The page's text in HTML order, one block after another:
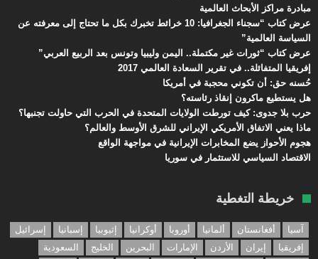
مبادرة مراكز الأبحاث العالمية
عرض كتاب “سجناء الجغرافيا: 10 خرائط تخبرك بكل ما تحتاج إلى معرفته عن
السياسة العالمية”
عرض كتاب “ثورات غير مكتملة.. اليمن وليبيا وتونس بعد الربيع العربي”
إفريقيا المتفائلة.. في تقرير السعادة العالمي 2017
حُسنه حق: أن تكوني محجبة في أمريكا
هل يستطيع ماكرون إنقاذ رئاسته؟
حرب بلا جدوى: كيف تورطت الولايات المتحدة في الحرب التي حاولت تجنبها؟
ماذا يعني الاتفاق الأمريكي الإيراني للشرق الأوسط والعالم؟
هجوم الأحواز يضع المخابرات الإيرانية في مواجهة الواقع
الاقتصاد السياسي للاستثمار في سوريا
خريطة التغطية
آسيا أفغانستان ألمانيا أوروبا أوكرانيا إثيوبيا إسبانيا
إسرائيل
إفريقيا
إيران الأردن الإمارات البحرين الخليج
السعودية